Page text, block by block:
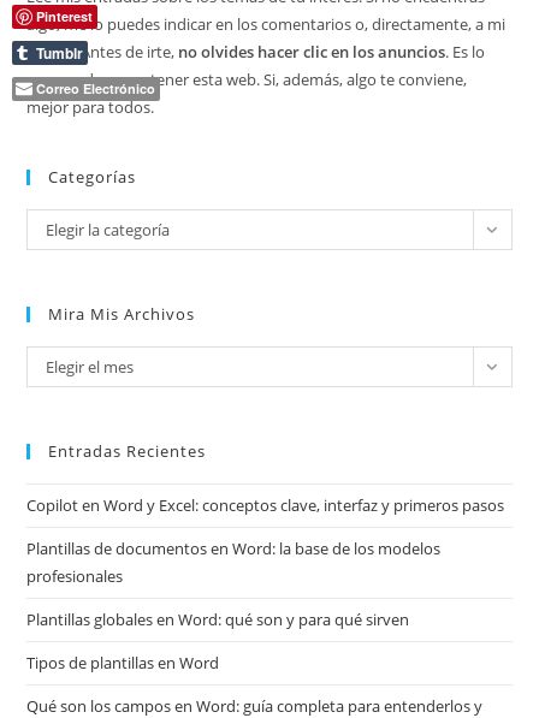
algo, me lo puedes indicar en los comentarios o, directamente, a mi
correo. Antes de irte, no olvides hacer clic en los anuncios. Es lo
que ayuda a mantener esta web. Si, además, algo te conviene,
mejor para todos.
Categorías
Categorías
Elegir la categoría
Mira Mis Archivos
Mira
mis
Elegir el mes
Entradas Recientes
Copilot en Word y Excel: conceptos clave, interfaz y primeros pasos
Plantillas de documentos en Word: la base de los modelos
profesionales
Plantillas globales en Word: qué son y para qué sirven
Tipos de plantillas en Word
Qué son los campos en Word: guía completa para entenderlos y
Pinterest
Tumblr
Correo Electrónico